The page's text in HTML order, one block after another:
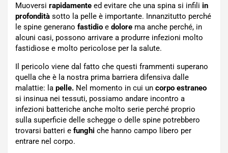
Muoversi rapidamente ed evitare che una spina si infili in
profondità sotto la pelle è importante. Innanzitutto perché
le spine generano fastidio e dolore ma anche perché, in
alcuni casi, possono arrivare a produrre infezioni molto
fastidiose e molto pericolose per la salute.
Il pericolo viene dal fatto che questi frammenti superano
quella che è la nostra prima barriera difensiva dalle
malattie: la pelle. Nel momento in cui un corpo estraneo
si insinua nei tessuti, possiamo andare incontro a
infezioni batteriche anche molto serie perché proprio
sulla superficie delle schegge o delle spine potrebbero
trovarsi batteri e funghi che hanno campo libero per
entrare nel corpo.